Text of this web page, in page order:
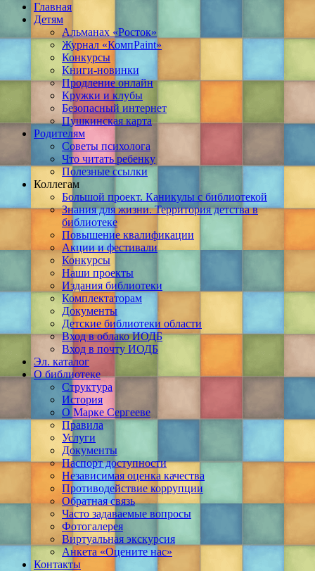
Главная
Детям
Альманах «Росток»
Журнал «КомпPaint»
Конкурсы
Книги-новинки
Продление онлайн
Кружки и клубы
Безопасный интернет
Пушкинская карта
Родителям
Советы психолога
Что читать ребенку
Полезные ссылки
Коллегам
Большой проект. Каникулы с библиотекой
Знания для жизни. Территория детства в
библиотеке
Повышение квалификации
Акции и фестивали
Конкурсы
Наши проекты
Издания библиотеки
Комплектаторам
Документы
Детские библиотеки области
Вход в облако ИОДБ
Вход в почту ИОДБ
Эл. каталог
О библиотеке
Структура
История
О Марке Сергееве
Правила
Услуги
Документы
Паспорт доступности
Независимая оценка качества
Противодействие коррупции
Обратная связь
Часто задаваемые вопросы
Фотогалерея
Виртуальная экскурсия
Анкета «Оцените нас»
Контакты